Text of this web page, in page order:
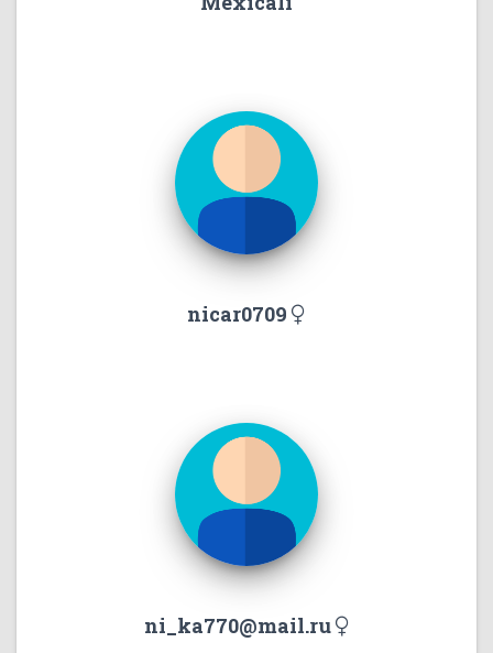
nicar0709
ni_ka770@mail.ru